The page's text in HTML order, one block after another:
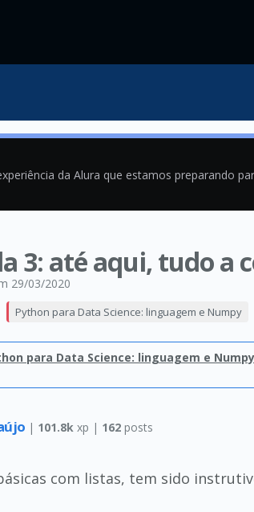
da Alura que estamos preparando
3: até aqui, tudo a
29/03/2020
Python para Data Science: linguagem e Numpy
para Data Science: linguagem e Numpy
| 101.8k xp | 162 posts
com listas, tem sido